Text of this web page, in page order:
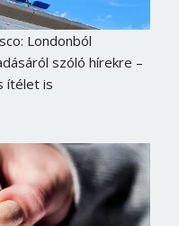
Londonból
szóló hírekre –
ítélet is